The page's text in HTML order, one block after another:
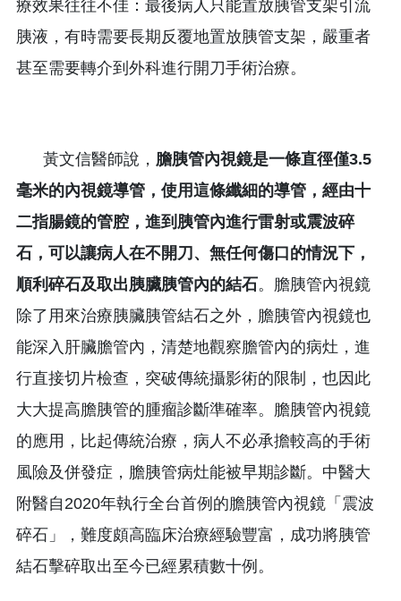
療效果往往不佳：最後病人只能置放胰管支架引流
胰液，有時需要長期反覆地置放胰管支架，嚴重者
甚至需要轉介到外科進行開刀手術治療。
黃文信醫師說， 膽胰管內視鏡是一條直徑僅3.5
毫米的內視鏡導管，使用這條纖細的導管，經由十
二指腸鏡的管腔，進到胰管內進行雷射或震波碎
石，可以讓病人在不開刀、無任何傷口的情況下，
順利碎石及取出胰臟胰管內的結石。膽胰管內視鏡
除了用來治療胰臟胰管結石之外，膽胰管內視鏡也
能深入肝臟膽管內，清楚地觀察膽管內的病灶，進
行直接切片檢查，突破傳統攝影術的限制，也因此
大大提高膽胰管的腫瘤診斷準確率。膽胰管內視鏡
的應用，比起傳統治療，病人不必承擔較高的手術
風險及併發症，膽胰管病灶能被早期診斷。中醫大
附醫自2020年執行全台首例的膽胰管內視鏡「震波
碎石」，難度頗高臨床治療經驗豐富，成功將胰管
結石擊碎取出至今已經累積數十例。